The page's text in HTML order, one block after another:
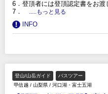
6．登頂者には登頂認定書をお渡
7．
.....もっと見る
INFO
登山/山岳ガイド
バスツアー
甲信越 / 山梨県 / 河口湖・富士五湖